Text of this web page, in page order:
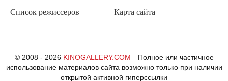
Список режиссеров Карта сайта
© 2008 - 2026 KINOGALLERY.COM
Полное или частичное
использование материалов сайта возможно только при наличии
открытой активной гиперссылки